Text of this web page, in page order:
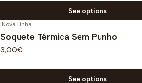
See options
|Nova Linha
Soquete Térmica Sem Punho
3,00€
See options